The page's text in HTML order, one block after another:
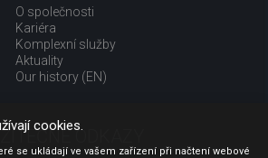
O společnosti
Kariéra
Komplexní služby
Aktuality
Our history (EN)
ODKAZY
cookies.
se ukládají ve vašem zařízení při načtení webové